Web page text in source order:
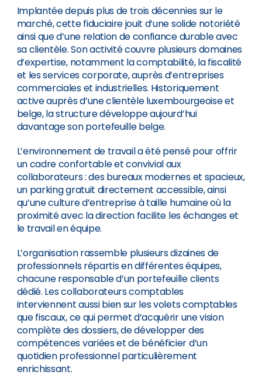
Implantée depuis plus de trois décennies sur le
marché, cette fiduciaire jouit d’une solide notoriété
ainsi que d’une relation de confiance durable avec
sa clientèle. Son activité couvre plusieurs domaines
d’expertise, notamment la comptabilité, la fiscalité
et les services corporate, auprès d’entreprises
commerciales et industrielles. Historiquement
active auprès d’une clientèle luxembourgeoise et
belge, la structure développe aujourd’hui
davantage son portefeuille belge.
L’environnement de travail a été pensé pour offrir
un cadre confortable et convivial aux
collaborateurs : des bureaux modernes et spacieux,
un parking gratuit directement accessible, ainsi
qu’une culture d’entreprise à taille humaine où la
proximité avec la direction facilite les échanges et
le travail en équipe.
L’organisation rassemble plusieurs dizaines de
professionnels répartis en différentes équipes,
chacune responsable d’un portefeuille clients
dédié. Les collaborateurs comptables
interviennent aussi bien sur les volets comptables
que fiscaux, ce qui permet d’acquérir une vision
complète des dossiers, de développer des
compétences variées et de bénéficier d’un
quotidien professionnel particulièrement
enrichissant.